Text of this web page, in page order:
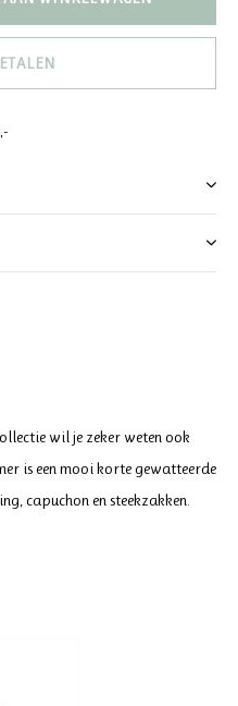
wil je zeker weten ook
is een mooi korte gewatteerde
capuchon en steekzakken.